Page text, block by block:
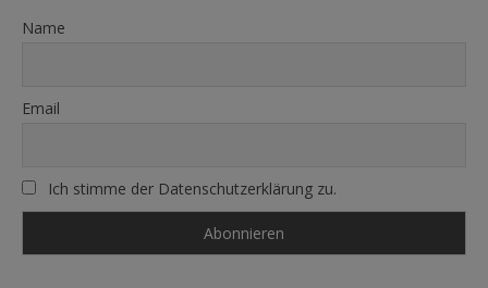
Name
Email
Ich stimme der Datenschutzerklärung zu.